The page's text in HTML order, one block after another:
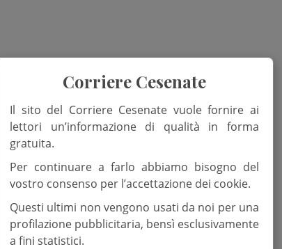
Corriere Cesenate
Il sito del Corriere Cesenate vuole fornire ai
lettori un’informazione di qualità in forma
gratuita.
Per continuare a farlo abbiamo bisogno del
vostro consenso per l’accettazione dei cookie.
Questi ultimi non vengono usati da noi per una
profilazione pubblicitaria, bensì esclusivamente
a fini statistici.